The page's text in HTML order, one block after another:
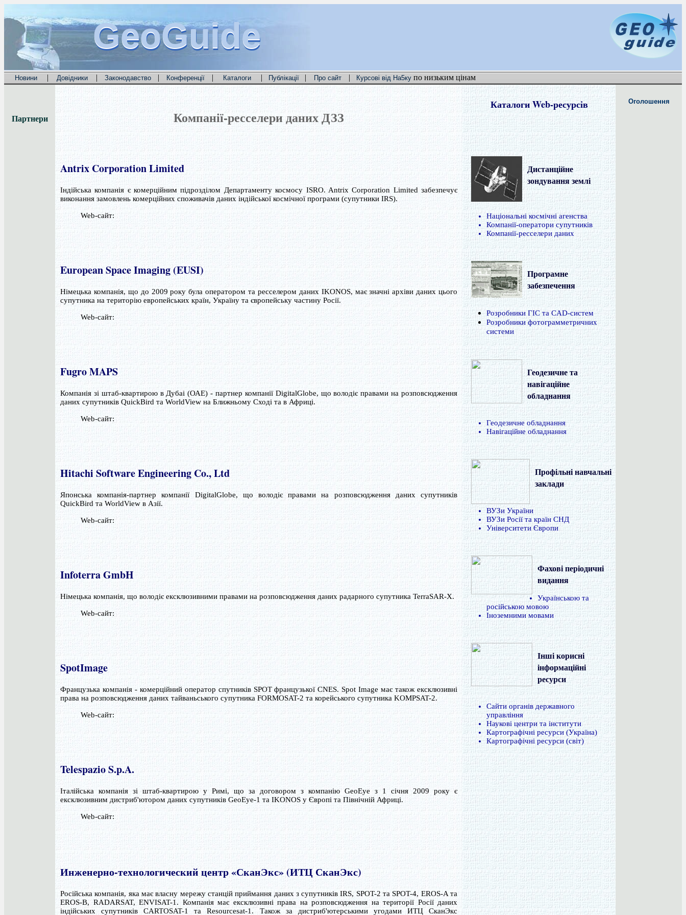
GeoGuide
GeoGuide
GeoGuide
Новини | Довідники | Законодавство | Конференції | Каталоги | Публікації | Про сайт | Курсові від На5ку по низьким цінам
Партнери Компанії-ресселери даних ДЗЗ
Antrix Corporation Limited
Індійська компанія є комерційним підрозділом Департаменту космосу ISRO. Antrix Corporation Limited забезпечує
виконання замовлень комерційних споживачів даних індійської космічної програми (супутники IRS).
Web-сайт:
European Space Imaging (EUSI)
Німецька компанія, що до 2009 року була оператором та ресселером даних IKONOS, має значні архіви даних цього
супутника на територію европейських країн, Україну та європейську частину Росії.
Web-сайт:
Fugro MAPS
Компанія зі штаб-квартирою в Дубаі (ОАЕ) - партнер компанії DigitalGlobe, що володіє правами на розповсюдження
даних супутників QuickBird та WorldView на Ближньому Сході та в Африці.
Web-сайт:
Hitachi Software Engineering Co., Ltd
Японська компанія-партнер компанії DigitalGlobe, що володіє правами на розповсюдження даних супутників
QuickBird та WorldView в Азії.
Web-сайт:
Infoterra GmbH
Німецька компанія, що володіє ексклюзивними правами на розповсюдження даних радарного супутника TerraSAR-X.
Web-сайт:
SpotImage
Французька компанія - комерційний оператор спутників SPOT французької CNES. Spot Image має також ексклюзивні
права на розповсюдження даних тайваньського супутника FORMOSAT-2 та корейського супутника KOMPSAT-2.
Web-сайт:
Telespazio S.p.A.
Італійська компанія зі штаб-квартирою у Римі, що за договором з компанію GeoEye з 1 січня 2009 року є
ексклюзивним дистриб'ютором даних супутників GeoEye-1 та IKONOS у Європі та Північній Африці.
Web-сайт:
Инженерно-технологический центр «СканЭкс» (ИТЦ СканЭкс)
Російська компанія, яка має власну мережу станцій приймання даних з супутників IRS, SPOT-2 та SPOT-4, EROS-A та
EROS-B, RADARSAT, ENVISAT-1. Компанія має ексклюзивні права на розповсюдження на території Росії даних
індійських супутників CARTOSAT-1 та Resourcesat-1. Також за дистриб'ютерськими угодами ИТЦ СканЭкс
Каталоги Web-ресурсів
Дистанційне
зондування землі
Національні космічні агенства
Компанії-оператори супутників
Компанії-ресселери даних
Програмне
забезпечення
Розробники ГІС та CAD-систем
Розробники фотограмметричних
системи
Геодезичне та
навігаційне
обладнання
Геодезичне обладнання
Навігаційне обладнання
Профільні навчальні
заклади
ВУЗи України
ВУЗи Росії та країн СНД
Університети Європи
Фахові періодичні
видання
Українською та
російською мовою
Іноземними мовами
Інші корисні
інформаційні
ресурси
Сайти органів державного
управління
Наукові центри та інститути
Картографічні ресурси (Україна)
Картографічні ресурси (світ)
Оголошення